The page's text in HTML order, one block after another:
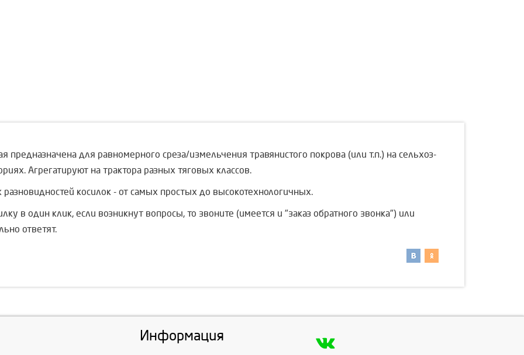
предназначена для равномерного среза/измельчения травянистого покрова (или т.п.) на сельхоз-
Агрегатируют на трактора разных тяговых классов.
косилок - от самых простых до высокотехнологичных.
в один клик, если возникнут вопросы, то звоните (имеется и "заказ обратного звонка") или
ответят.
Информация